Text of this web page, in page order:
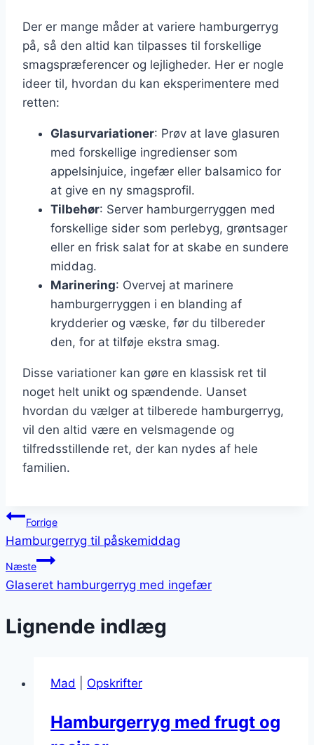
Der er mange måder at variere hamburgerryg
på, så den altid kan tilpasses til forskellige
smagspræferencer og lejligheder. Her er nogle
ideer til, hvordan du kan eksperimentere med
retten:
Glasurvariationer: Prøv at lave glasuren
med forskellige ingredienser som
appelsinjuice, ingefær eller balsamico for
at give en ny smagsprofil.
Tilbehør: Server hamburgerryggen med
forskellige sider som perlebyg, grøntsager
eller en frisk salat for at skabe en sundere
middag.
Marinering: Overvej at marinere
hamburgerryggen i en blanding af
krydderier og væske, før du tilbereder
den, for at tilføje ekstra smag.
Disse variationer kan gøre en klassisk ret til
noget helt unikt og spændende. Uanset
hvordan du vælger at tilberede hamburgerryg,
vil den altid være en velsmagende og
tilfredsstillende ret, der kan nydes af hele
familien.
Indlægsnavigation
Forrige
Hamburgerryg til påskemiddag
Næste
Glaseret hamburgerryg med ingefær
Lignende indlæg
Mad Opskrifter
Hamburgerryg med frugt og